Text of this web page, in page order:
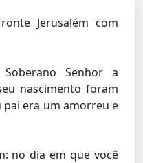
Jerusalém com
Senhor a
nascimento foram
pai era um amorreu e
no dia em que você